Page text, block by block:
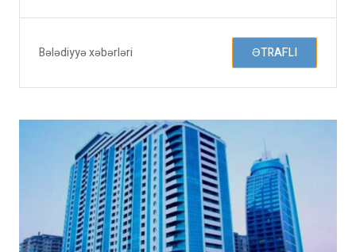
Bələdiyyə xəbərləri ƏTRAFLI